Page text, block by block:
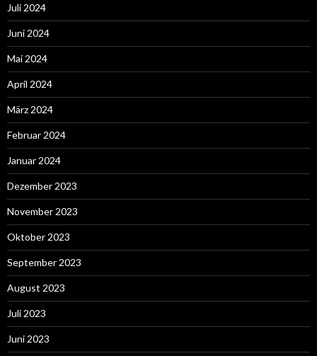
Juli 2024
Juni 2024
Mai 2024
April 2024
März 2024
Februar 2024
Januar 2024
Dezember 2023
November 2023
Oktober 2023
September 2023
August 2023
Juli 2023
Juni 2023